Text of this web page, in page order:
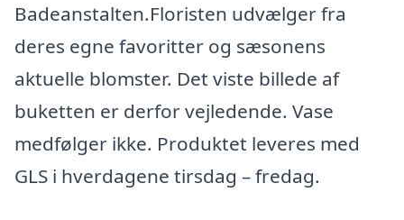
Badeanstalten.Floristen udvælger fra
deres egne favoritter og sæsonens
aktuelle blomster. Det viste billede af
buketten er derfor vejledende. Vase
medfølger ikke. Produktet leveres med
GLS i hverdagene tirsdag – fredag.